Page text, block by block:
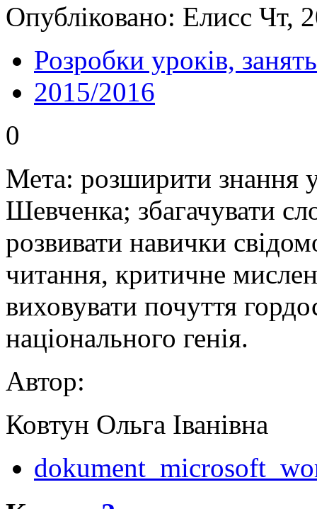
Опубліковано: Елисс Чт,
Розробки уроків, занять
2015/2016
0
Мета: розширити знання
Шевченка; збагачувати
розвивати навички
читання, критичне
виховувати почуття
національного генія.
Автор:
Ковтун Ольга Іванівна